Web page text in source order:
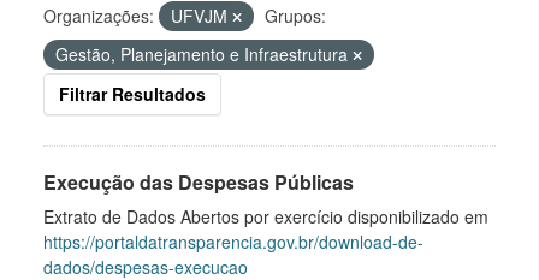
Organizações:
UFVJM
Grupos:
Gestão, Planejamento e Infraestrutura
Filtrar Resultados
Execução das Despesas Públicas
Extrato de Dados Abertos por exercício disponibilizado em
https://portaldatransparencia.gov.br/download-de-
dados/despesas-execucao